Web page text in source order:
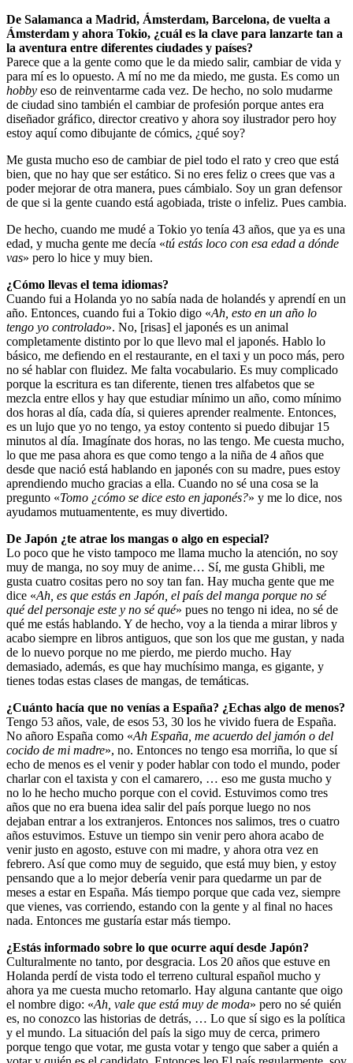
De Salamanca a Madrid, Ámsterdam, Barcelona, de vuelta a
Ámsterdam y ahora Tokio, ¿cuál es la clave para lanzarte tan a
la aventura entre diferentes ciudades y países?
Parece que a la gente como que le da miedo salir, cambiar de vida y
para mí es lo opuesto. A mí no me da miedo, me gusta. Es como un
hobby eso de reinventarme cada vez. De hecho, no solo mudarme
de ciudad sino también el cambiar de profesión porque antes era
diseñador gráfico, director creativo y ahora soy ilustrador pero hoy
estoy aquí como dibujante de cómics, ¿qué soy?
Me gusta mucho eso de cambiar de piel todo el rato y creo que está
bien, que no hay que ser estático. Si no eres feliz o crees que vas a
poder mejorar de otra manera, pues cámbialo. Soy un gran defensor
de que si la gente cuando está agobiada, triste o infeliz. Pues cambia.
De hecho, cuando me mudé a Tokio yo tenía 43 años, que ya es una
edad, y mucha gente me decía «tú estás loco con esa edad a dónde
vas» pero lo hice y muy bien.
¿Cómo llevas el tema idiomas?
Cuando fui a Holanda yo no sabía nada de holandés y aprendí en un
año. Entonces, cuando fui a Tokio digo «Ah, esto en un año lo
tengo yo controlado». No, [risas] el japonés es un animal
completamente distinto por lo que llevo mal el japonés. Hablo lo
básico, me defiendo en el restaurante, en el taxi y un poco más, pero
no sé hablar con fluidez. Me falta vocabulario. Es muy complicado
porque la escritura es tan diferente, tienen tres alfabetos que se
mezcla entre ellos y hay que estudiar mínimo un año, como mínimo
dos horas al día, cada día, si quieres aprender realmente. Entonces,
es un lujo que yo no tengo, ya estoy contento si puedo dibujar 15
minutos al día. Imagínate dos horas, no las tengo. Me cuesta mucho,
lo que me pasa ahora es que como tengo a la niña de 4 años que
desde que nació está hablando en japonés con su madre, pues estoy
aprendiendo mucho gracias a ella. Cuando no sé una cosa se la
pregunto «Tomo ¿cómo se dice esto en japonés?» y me lo dice, nos
ayudamos mutuamentente, es muy divertido.
De Japón ¿te atrae los mangas o algo en especial?
Lo poco que he visto tampoco me llama mucho la atención, no soy
muy de manga, no soy muy de anime… Sí, me gusta Ghibli, me
gusta cuatro cositas pero no soy tan fan. Hay mucha gente que me
dice «Ah, es que estás en Japón, el país del manga porque no sé
qué del personaje este y no sé qué» pues no tengo ni idea, no sé de
qué me estás hablando. Y de hecho, voy a la tienda a mirar libros y
acabo siempre en libros antiguos, que son los que me gustan, y nada
de lo nuevo porque no me pierdo, me pierdo mucho. Hay
demasiado, además, es que hay muchísimo manga, es gigante, y
tienes todas estas clases de mangas, de temáticas.
¿Cuánto hacía que no venías a España? ¿Echas algo de menos?
Tengo 53 años, vale, de esos 53, 30 los he vivido fuera de España.
No añoro España como «Ah España, me acuerdo del jamón o del
cocido de mi madre», no. Entonces no tengo esa morriña, lo que sí
echo de menos es el venir y poder hablar con todo el mundo, poder
charlar con el taxista y con el camarero, … eso me gusta mucho y
no lo he hecho mucho porque con el covid. Estuvimos como tres
años que no era buena idea salir del país porque luego no nos
dejaban entrar a los extranjeros. Entonces nos salimos, tres o cuatro
años estuvimos. Estuve un tiempo sin venir pero ahora acabo de
venir justo en agosto, estuve con mi madre, y ahora otra vez en
febrero. Así que como muy de seguido, que está muy bien, y estoy
pensando que a lo mejor debería venir para quedarme un par de
meses a estar en España. Más tiempo porque que cada vez, siempre
que vienes, vas corriendo, estando con la gente y al final no haces
nada. Entonces me gustaría estar más tiempo.
¿Estás informado sobre lo que ocurre aquí desde Japón?
Culturalmente no tanto, por desgracia. Los 20 años que estuve en
Holanda perdí de vista todo el terreno cultural español mucho y
ahora ya me cuesta mucho retomarlo. Hay alguna cantante que oigo
el nombre digo: «Ah, vale que está muy de moda» pero no sé quién
es, no conozco las historias de detrás, … Lo que sí sigo es la política
y el mundo. La situación del país la sigo muy de cerca, primero
porque tengo que votar, me gusta votar y tengo que saber a quién a